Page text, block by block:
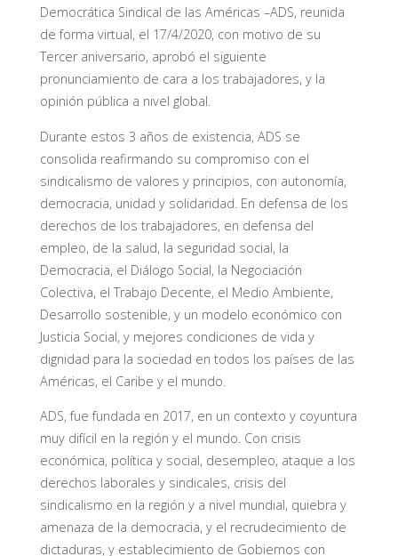
Democrática Sindical de las Américas –ADS, reunida
de forma virtual, el 17/4/2020, con motivo de su
Tercer aniversario, aprobó el siguiente
pronunciamiento de cara a los trabajadores, y la
opinión pública a nivel global.
Durante estos 3 años de existencia, ADS se
consolida reafirmando su compromiso con el
sindicalismo de valores y principios, con autonomía,
democracia, unidad y solidaridad. En defensa de los
derechos de los trabajadores, en defensa del
empleo, de la salud, la seguridad social, la
Democracia, el Diálogo Social, la Negociación
Colectiva, el Trabajo Decente, el Medio Ambiente,
Desarrollo sostenible, y un modelo económico con
Justicia Social, y mejores condiciones de vida y
dignidad para la sociedad en todos los países de las
Américas, el Caribe y el mundo.
ADS, fue fundada en 2017, en un contexto y coyuntura
muy difícil en la región y el mundo. Con crisis
económica, política y social, desempleo, ataque a los
derechos laborales y sindicales, crisis del
sindicalismo en la región y a nivel mundial, quiebra y
amenaza de la democracia, y el recrudecimiento de
dictaduras, y establecimiento de Gobiernos con